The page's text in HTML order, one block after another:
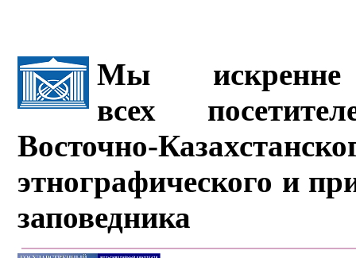
Мы искренне
всех
Восточно-
этнографического и
заповедника